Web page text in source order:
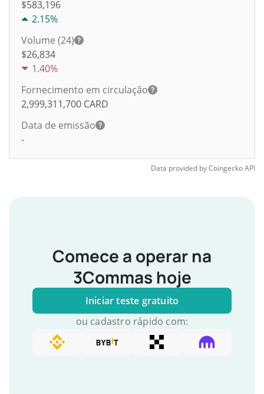
$583,196
2.15%
Volume (24)
$26,834
1.40%
Fornecimento em circulação
2,999,311,700 CARD
Data de emissão
-
Data provided byCoingeckoAPI
Comece a operar na
3Commas hoje
Iniciar teste gratuito
ou cadastro rápido com: